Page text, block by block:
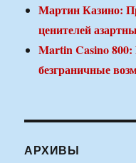
Мартин Казино:
ценителей
Martin Casino
безграничные
АРХИВЫ